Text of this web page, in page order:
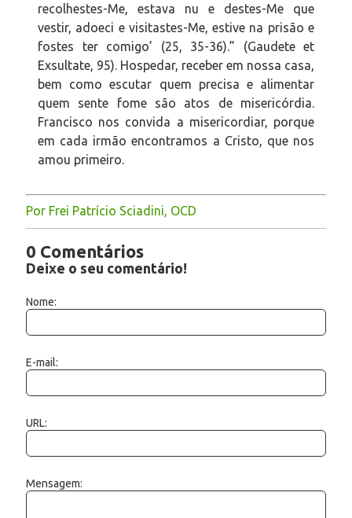
recolhestes-Me, estava nu e destes-Me que
vestir, adoeci e visitastes-Me, estive na prisão e
fostes ter comigo’ (25, 35-36).” (Gaudete et
Exsultate, 95). Hospedar, receber em nossa casa,
bem como escutar quem precisa e alimentar
quem sente fome são atos de misericórdia.
Francisco nos convida a misericordiar, porque
em cada irmão encontramos a Cristo, que nos
amou primeiro.
Por Frei Patrício Sciadini, OCD
0 Comentários
Deixe o seu comentário!
Nome:
E-mail:
URL:
Mensagem: